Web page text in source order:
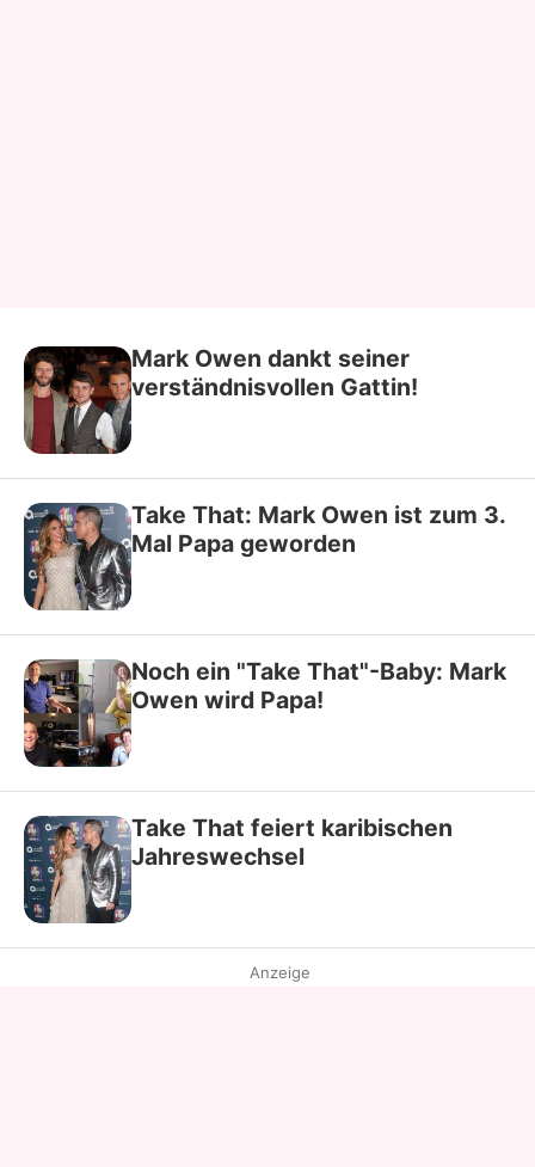
Mark Owen dankt seiner
verständnisvollen Gattin!
Take That: Mark Owen ist zum 3.
Mal Papa geworden
Noch ein "Take That"-Baby: Mark
Owen wird Papa!
Take That feiert karibischen
Jahreswechsel
Anzeige